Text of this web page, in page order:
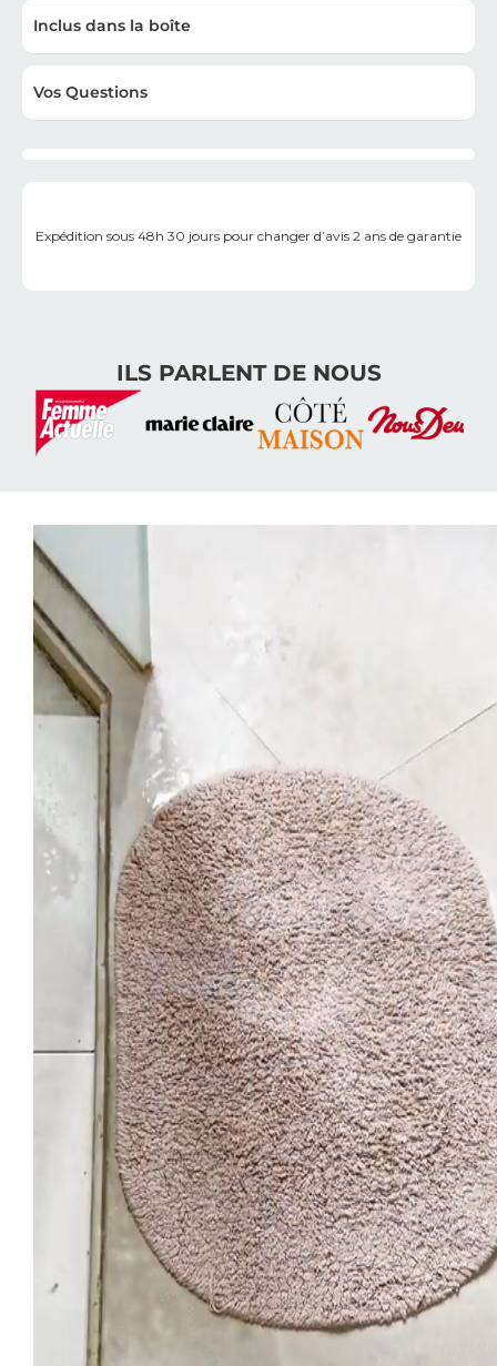
Inclus dans la boîte
Vos Questions
Expédition sous 48h 30 jours pour changer d’avis 2 ans de garantie
ILS PARLENT DE NOUS